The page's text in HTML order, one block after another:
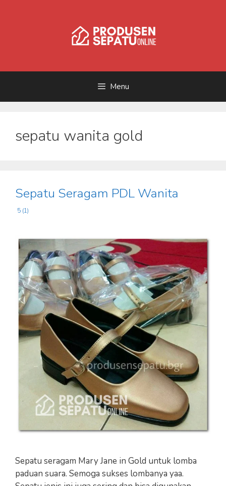
Menu
sepatu wanita gold
Sepatu Seragam PDL Wanita
5 (1)
Sepatu seragam Mary Jane in Gold untuk lomba
paduan suara. Semoga sukses lombanya yaa.